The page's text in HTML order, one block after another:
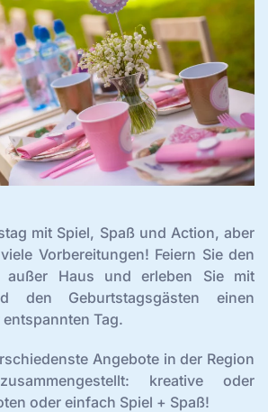
mit Spiel, Spaß und Action, aber
Vorbereitungen! Feiern Sie den
außer Haus und erleben Sie mit
den Geburtstagsgästen einen
Tag.
Angebote in der Region
kreative oder
oder einfach Spiel + Spaß!